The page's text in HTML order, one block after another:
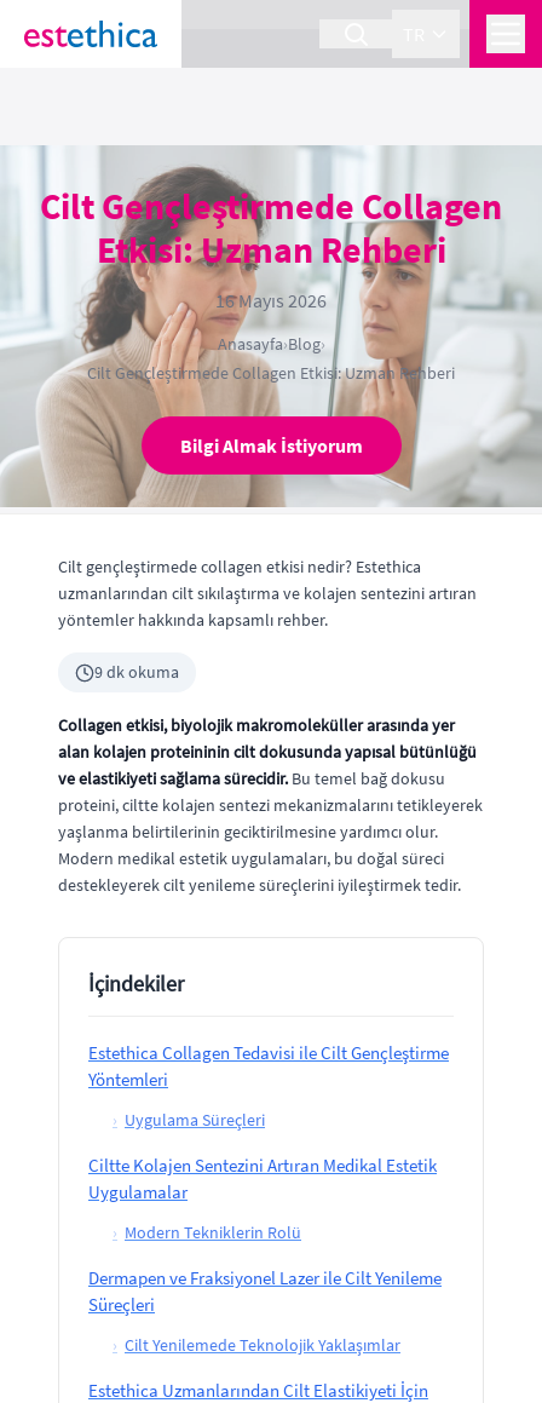
section Service {
Cilt Gençleştirmede Collagen
Etkisi: Uzman Rehberi
16 Mayıs 2026
Anasayfa›Blog›
Cilt Gençleştirmede Collagen Etkisi: Uzman Rehberi
Bilgi Almak İstiyorum
Cilt gençleştirmede collagen etkisi nedir? Estethica
uzmanlarından cilt sıkılaştırma ve kolajen sentezini artıran
yöntemler hakkında kapsamlı rehber.
9 dk okuma
Collagen etkisi, biyolojik makromoleküller arasında yer
alan kolajen proteininin cilt dokusunda yapısal bütünlüğü
ve elastikiyeti sağlama sürecidir. Bu temel bağ dokusu
proteini, ciltte kolajen sentezi mekanizmalarını tetikleyerek
yaşlanma belirtilerinin geciktirilmesine yardımcı olur.
Modern medikal estetik uygulamaları, bu doğal süreci
destekleyerek cilt yenileme süreçlerini iyileştirmek tedir.
İçindekiler
Estethica Collagen Tedavisi ile Cilt Gençleştirme
Yöntemleri
› Uygulama Süreçleri
Ciltte Kolajen Sentezini Artıran Medikal Estetik
Uygulamalar
› Modern Tekniklerin Rolü
Dermapen ve Fraksiyonel Lazer ile Cilt Yenileme
Süreçleri
› Cilt Yenilemede Teknolojik Yaklaşımlar
Estethica Uzmanlarından Cilt Elastikiyeti İçin